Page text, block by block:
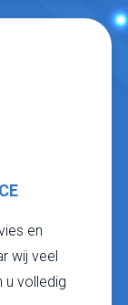
en
wij veel
u volledig